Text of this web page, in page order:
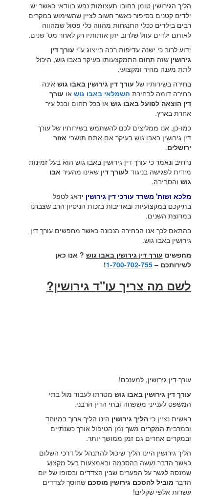
הליך הגירושין טומן בחובו תעצומות נפש בוודאי כאשר יש
ילדים קטנים בסיפור כאשר חשוב לציין שהשימוש במקרים
רבים בילדים ככלי התנגחות מהווה כלי פסול שמהווה
לאותם ילדים עוול שלרוב יתן אותותיו רק לאחר מס' שנים.
ידוע לרוב כי ישנה עדיפות רבה בייצוג ע"י עורך דין
גירושיןשזה תחום התמקצעותו בעיקר באבו גוש, היכול
לתת מענה מהיר ומקצועי.
בחירה בשירותיו של עורך דין גירושין באבו גוש אינה
בחירה דומה לבחירת חשמלאי באבו גוש או עורך
דין הוצאה לפועל באבו גוש או בכל תחום ובכל עיר
אחרת בארץ.
כמו-כן, אנו ממליצים לכם להשתמש בשירותיו של עורך
דין גירושין באבו גוש בעיקר אם אתם תושבי אזור
ירושלים.
נרחיב ונאמר כי עורך דין גירושין באבו גוש הוא בעל זמינות
מידית לפגישה בניגודלעורך דין שאינו מהעיר אבו
גוש והסביבה.
מלכא ושות' משרד עורכי דין גירושין ידאג לטפל
בתיקכם במקצועיות ובאדיבות בזכות הניסיון הרב שצברנו
במרוצת השנים.
בהתאם לכך אנו הבחירה הנכונה כאשר מחפשים עורך דין
גירושין באבו גוש.
מחפשים עורך דין גירושין באבו גוש ? אנו כאן
לשירותכם –1-700-702-755
!
לשם מה צריך עו"ד גירושין?
עורך דין גירושין, למענכם!
עורך דין גירושין באבו גוש מטרתו לעבוד מול בתי
המשפט לענייני משפחה ובתי הדין הרבני.
ראשית נציין כיהליך גירושין הינו הליך ארוך במיוחד
ובמרבית המקרים משך זמן הטיפול אורך כשנתיים
ובמקרים אחרים גם זמן ממושך יותר.
הליך גירושין היינו הליך שיכול להתנהל על דרכי השלום
כאשר הדבר נעשה בהסכמה ובאמצעות בעל מקצוע
שמנסה לגשר על הפערים שבין הצדדים ובסופו של יום
הדבר מוביל להסכם גירושין מוסכם שחוסך לצדדים
עשרות אלפי שקלים!